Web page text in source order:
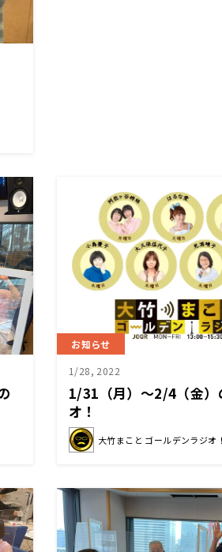
お知らせ
1/28, 2022
1/31（月）～2/4（金）
オ！
大竹まこと ゴールデンラジオ